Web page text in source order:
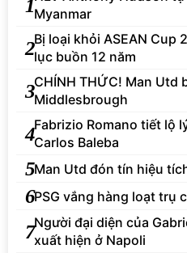
1Myanmar
2Bị loại khỏi ASEAN Cup
lục buồn 12 năm
3CHÍNH THỨC! Man Utd
Middlesbrough
4Fabrizio Romano tiết lộ
Carlos Baleba
5Man Utd đón tín hiệu
6PSG vắng hàng loạt trụ
7Người đại diện của
xuất hiện ở Napoli